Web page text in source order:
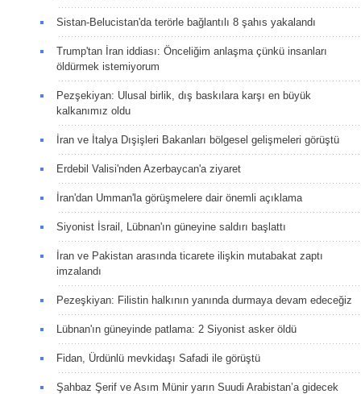
Sistan-Belucistan'da terörle bağlantılı 8 şahıs yakalandı
Trump'tan İran iddiası: Önceliğim anlaşma çünkü insanları
öldürmek istemiyorum
Pezşekiyan: Ulusal birlik, dış baskılara karşı en büyük
kalkanımız oldu
İran ve İtalya Dışişleri Bakanları bölgesel gelişmeleri görüştü
Erdebil Valisi'nden Azerbaycan'a ziyaret
İran'dan Umman'la görüşmelere dair önemli açıklama
Siyonist İsrail, Lübnan'ın güneyine saldırı başlattı
İran ve Pakistan arasında ticarete ilişkin mutabakat zaptı
imzalandı
Pezeşkiyan: Filistin halkının yanında durmaya devam edeceğiz
Lübnan'ın güneyinde patlama: 2 Siyonist asker öldü
Fidan, Ürdünlü mevkidaşı Safadi ile görüştü
Şahbaz Şerif ve Asım Münir yarın Suudi Arabistan’a gidecek